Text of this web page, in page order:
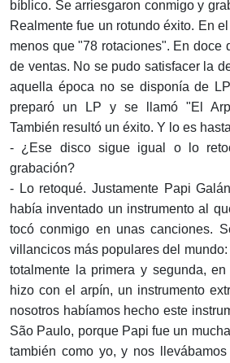
bíblico. Se arriesgaron conmigo y
Realmente fue un rotundo éxito. En
menos que "78 rotaciones". En doce
de ventas. No se pudo satisfacer la
aquella época no se disponía de
preparó un LP y se llamó "El
También resultó un éxito. Y lo es
- ¿Ese disco sigue igual o lo
grabación?
- Lo retoqué. Justamente Papi
había inventado un instrumento al
tocó conmigo en unas canciones.
villancicos más populares del
totalmente la primera y segunda,
hizo con el arpín, un instrumento
nosotros habíamos hecho este
São Paulo, porque Papi fue un
también como yo, y nos